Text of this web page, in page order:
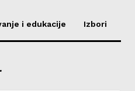
i edukacije Izbori